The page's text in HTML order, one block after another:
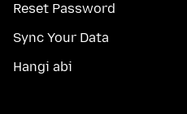
Reset Password
Sync Your Data
Hangi abi